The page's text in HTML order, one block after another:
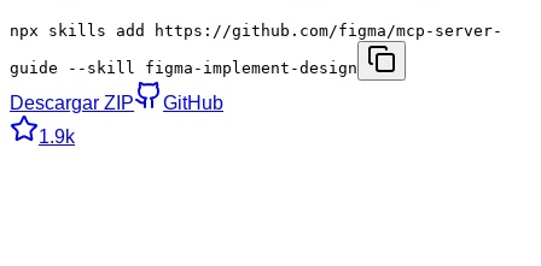
npx skills add https://github.com/figma/mcp-server-
guide --skill figma-implement-design
Descargar ZIP
GitHub
1.9k